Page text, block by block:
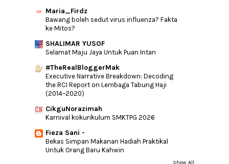
Sekolah Kep...
Doa Tiada Hijab Di Antara Pendoa Dengan
Allah
Wordless | Salam Jumaat
M&M clay slime
Jus Qalbi Al - Ehsan | Untuk Kesihatan
Yang Lebih ...
MALINDA MODIFIED H...
► October
►September(12)
(15)
Maria_Firdz
Bawang boleh sedut virus influenza? Fakta
ke Mitos?
SHALIMAR YUSOF
Selamat Maju Jaya Untuk Puan Intan
#TheRealBloggerMak
Executive Narrative Breakdown: Decoding
the RCI Report on Lembaga Tabung Haji
(2014–2020)
CikguNorazimah
Karnival kokurikulum SMKTPG 2026
Fieza Sani -
Bekas Simpan Makanan Hadiah Praktikal
Untuk Orang Baru Kahwin
Show All